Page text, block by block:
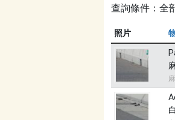
查詢條件： 全
照片